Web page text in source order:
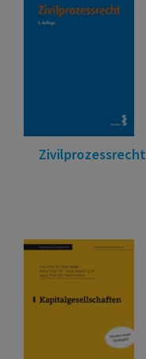
Zivilprozessrecht